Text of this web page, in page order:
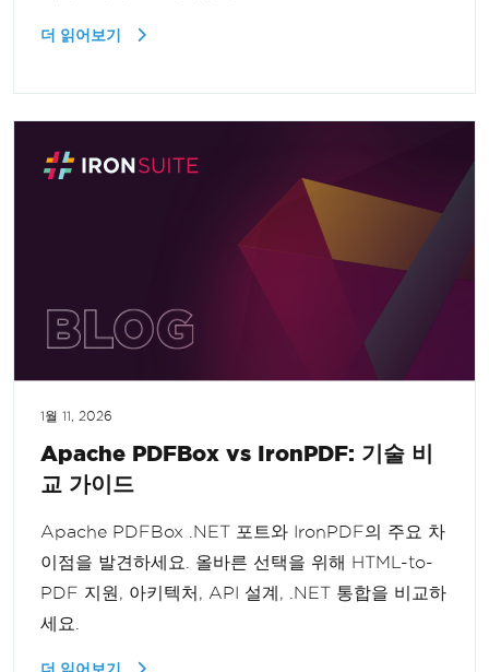
더 읽어보기
1월 11, 2026
Apache PDFBox vs IronPDF: 기술 비
교 가이드
Apache PDFBox .NET 포트와 IronPDF의 주요 차
이점을 발견하세요. 올바른 선택을 위해 HTML-to-
PDF 지원, 아키텍처, API 설계, .NET 통합을 비교하
세요.